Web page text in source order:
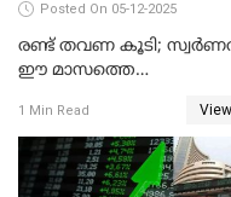
Posted On 05-12-2025
രണ്ട് തവണ കൂടി;
ഈ മാസത്തെ
1 Min Read View